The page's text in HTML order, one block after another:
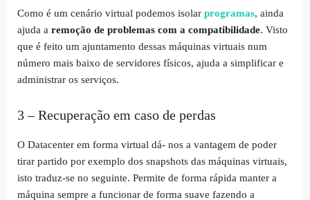
Como é um cenário virtual podemos isolar programas, ainda
ajuda a remoção de problemas com a compatibilidade. Visto
que é feito um ajuntamento dessas máquinas virtuais num
número mais baixo de servidores físicos, ajuda a simplificar e
administrar os serviços.
3 – Recuperação em caso de perdas
O Datacenter em forma virtual dá- nos a vantagem de poder
tirar partido por exemplo dos snapshots das máquinas virtuais,
isto traduz-se no seguinte. Permite de forma rápida manter a
máquina sempre a funcionar de forma suave fazendo a